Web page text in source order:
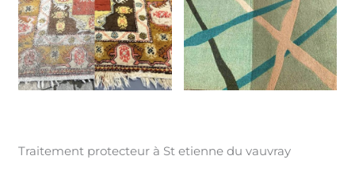
Traitement protecteur à St etienne du vauvray